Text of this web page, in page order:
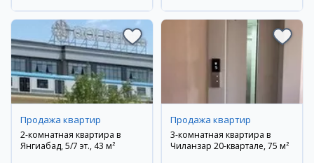
Продажа квартир
2-комнатная квартира в
Янгиабад, 5/7 эт., 43 м²
Продажа квартир
3-комнатная квартира в
Чиланзар 20-квартале, 75 м²